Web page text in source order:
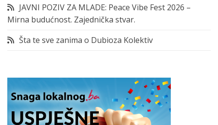
JAVNI POZIV ZA MLADE: Peace Vibe Fest 2026 –
Mirna budućnost. Zajednička stvar.
Šta te sve zanima o Dubioza Kolektiv